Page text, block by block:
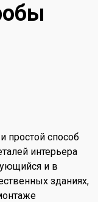
способ
интерьера
и в
зданиях,